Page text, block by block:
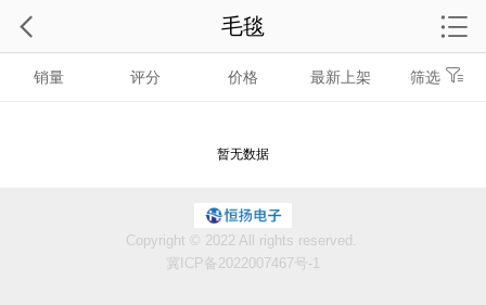
销量 评分 价格 最新上架 筛选
暂无数据
毛毯
Copyright © 2022 All rights reserved.
冀ICP备2022007467号-1